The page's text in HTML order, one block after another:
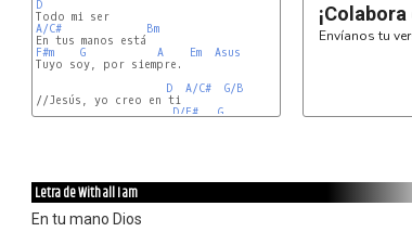
D
A/C#
Bm
F#m
G A Em
Asus
Tuyo soy, por siempre.
D
A/C#
G/B
//Jesús, yo creo en ti
D/F#
G
Envíanos tu
Letra de With all I am
En tu mano Dios